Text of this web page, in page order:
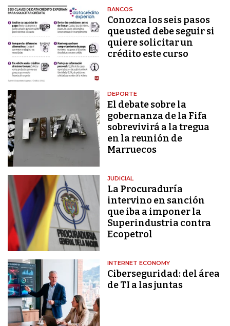
BANCOS
Conozca los seis pasos
que usted debe seguir si
quiere solicitar un
crédito este curso
DEPORTE
El debate sobre la
gobernanza de la Fifa
sobrevivirá a la tregua
en la reunión de
Marruecos
JUDICIAL
La Procuraduría
intervino en sanción
que iba a imponer la
Superindustria contra
Ecopetrol
INTERNET ECONOMY
Ciberseguridad: del área
de TI a las juntas